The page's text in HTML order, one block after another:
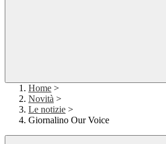
Home >
Novità >
Le notizie >
Giornalino Our Voice